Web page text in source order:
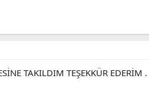
TAKILDIM TEŞEKKÜR EDERİM .